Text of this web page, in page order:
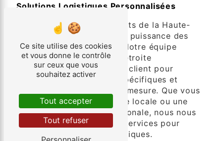
Solutions Logistiques Personnalisées
Chez Société des Transports de la Haute-
Vienne, nous croyons en la puissance des
solutions personnalisées. Notre équipe
expérimentée travaille en étroite
collaboration avec chaque client pour
comprendre ses besoins spécifiques et
élaborer des solutions sur mesure. Que vous
soyez une petite entreprise locale ou une
grande entreprise internationale, nous nous
engageons à adapter nos services pour
répondre à vos attentes uniques.
Ce site utilise des cookies
et vous donne le contrôle
sur ceux que vous
souhaitez activer
Tout accepter
Tout refuser